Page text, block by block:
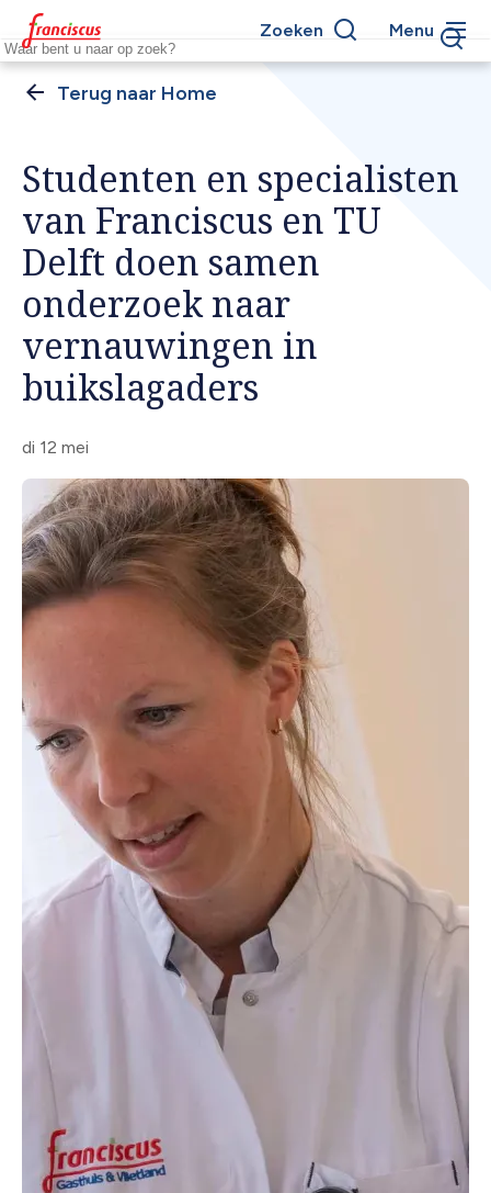
Overslaan
en
naar
Keywords
Zoeken Menu
Home
Studenten en specialisten
van Franciscus en TU
Delft doen samen
onderzoek naar
vernauwingen in
buikslagaders
di 12 mei